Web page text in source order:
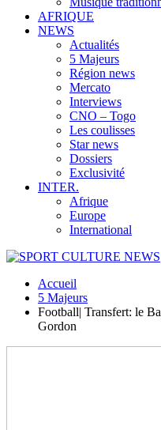
AFRIQUE
NEWS
Actualités
5 Majeurs
Région news
Mercato
Interviews
CNO – Togo
Les coulisses
Star news
Dossiers
Exclusivité
INTER.
Afrique
Europe
International
Accueil
5 Majeurs
Football| Transfert: le
Gordon